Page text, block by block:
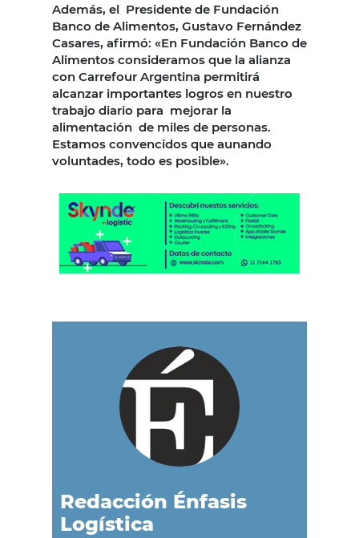
Además, el Presidente de Fundación
Banco de Alimentos, Gustavo Fernández
Casares, afirmó: «En Fundación Banco de
Alimentos consideramos que la alianza
con Carrefour Argentina permitirá
alcanzar importantes logros en nuestro
trabajo diario para mejorar la
alimentación de miles de personas.
Estamos convencidos que aunando
voluntades, todo es posible».
Redacción Énfasis
Logística